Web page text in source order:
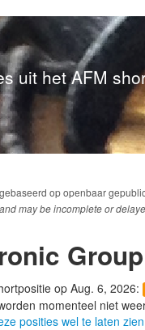
uit het AFM
op openbaar
may be incomplete or
Group
op Aug. 6, 2026:
momenteel niet
posities wel te laten zien